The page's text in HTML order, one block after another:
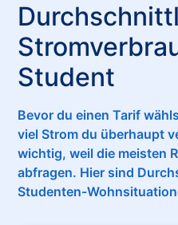
Student
Bevor du einen Tarif
viel Strom du überhaupt
wichtig, weil die meisten
abfragen. Hier sind
Studenten-